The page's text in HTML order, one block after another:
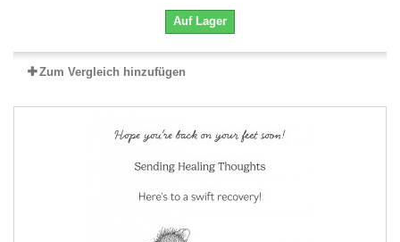
Auf Lager
Zum Vergleich hinzufügen